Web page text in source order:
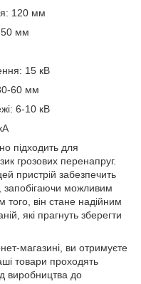
120 мм
50 мм
15 кВ
60 мм
6-10 кВ
підходить для
грозових перенапруг.
пристрій забезпечить
запобігаючи можливим
він стане надійним
які прагнуть зберегти
магазині, ви отримуєте
товари проходять
виробництва до